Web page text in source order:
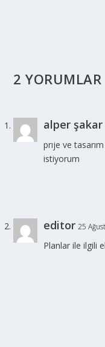
2 YORUMLAR
alper şakar
prıje ve
istiyorum
editor 25
Planlar ile ilgili